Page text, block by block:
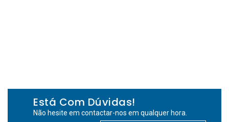
Está Com Dúvidas!
Não hesite em contactar-nos em qualquer hora.